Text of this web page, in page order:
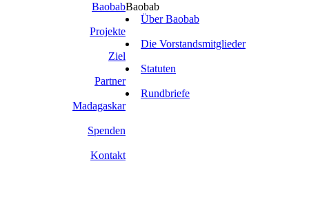
Baobab
Projekte
Ziel
Partner
Madagaskar
Spenden
Kontakt
Baobab
Über Baobab
Die Vorstandsmitglieder
Statuten
Rundbriefe